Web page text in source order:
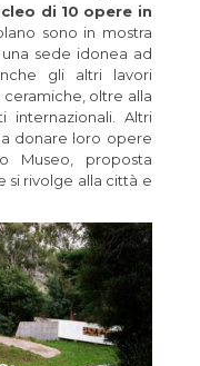
di 10 opere in
sono in mostra
sede idonea ad
gli altri lavori
ceramiche, oltre alla
Altri
donare loro opere
Museo, proposta
si rivolge alla città e